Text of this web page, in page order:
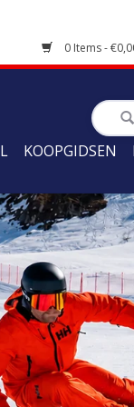
0 Items -
KOOPGIDSEN